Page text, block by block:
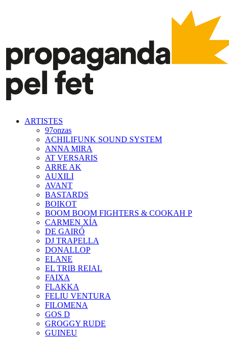
ARTISTES
97onzas
ACHILIFUNK SOUND SYSTEM
ANNA MIRA
AT VERSARIS
ARRE AK
AUXILI
AVANT
BASTARDS
BOIKOT
BOOM BOOM FIGHTERS & COOKAH P
CARMEN XÍA
DE GAIRÓ
DJ TRAPELLA
DONALLOP
ELANE
EL TRIB REIAL
FAIXA
FLAKKA
FELIU VENTURA
FILOMENA
GOS D
GROGGY RUDE
GUINEU